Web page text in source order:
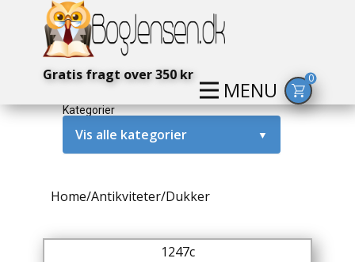
MENU
Gratis fragt over 350 kr 0
Kategorier
Vis alle kategorier ▼
Amerika / USA
Anden Verdenskrig
Home/Antikviteter/Dukker
1247c